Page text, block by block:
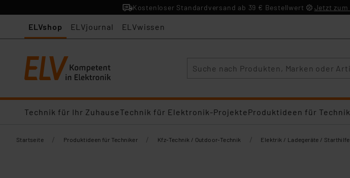
Kostenloser Standardversand ab 39 € Bestellwert Jetzt zum
ELVshop ELVjournal ELVwissen
Technik für Ihr ZuhauseTechnik für Elektronik-ProjekteProduktideen für
Startseite / Produktideen für Techniker / Kfz-Technik / Outdoor-Technik / Elektrik / Ladegeräte / Starthilfe